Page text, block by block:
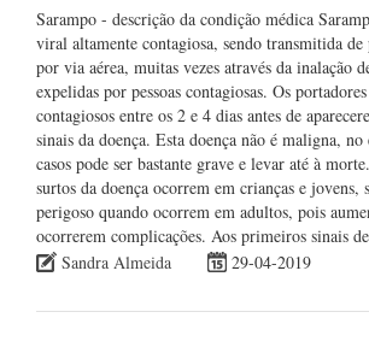
Sarampo - descrição da condição médica
viral altamente contagiosa, sendo transmitida de
por via aérea, muitas vezes através da inalação
expelidas por pessoas contagiosas. Os
contagiosos entre os 2 e 4 dias antes de
sinais da doença. Esta doença não é maligna,
casos pode ser bastante grave e levar até à
surtos da doença ocorrem em crianças e jovens,
perigoso quando ocorrem em adultos, pois
ocorrerem complicações. Aos primeiros sinais
Sandra Almeida
29-04-2019